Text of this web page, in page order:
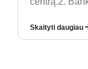
Skaityti daugiau